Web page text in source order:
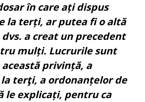
în care ați dispus
la terți, ar putea fi o altă
dvs. a creat un precedent
mulți. Lucrurile sunt
privință, a
terţi, a ordonanțelor de
le explicați, pentru ca